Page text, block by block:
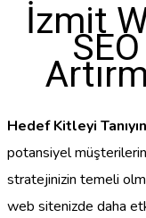
İzmit
Hedef Kitleyi Tanıyın
potansiyel
stratejinizin temeli
web sitenizde daha